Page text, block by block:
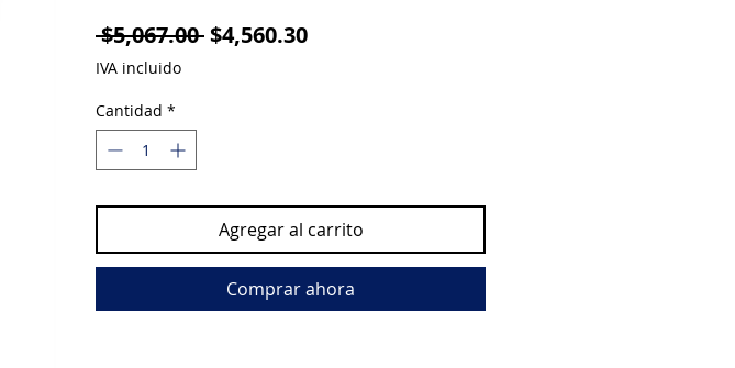
$5,067.00 Precio
$4,560.30Precio
IVA incluido
Cantidad *
Agregar al carrito
Comprar ahora